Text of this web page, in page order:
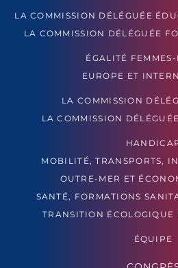
LA COMMISSION DÉLÉGUÉE
LA COMMISSION DÉLÉGUÉE
ÉGALITÉ
EUROPE ET
LA COMMISSION
LA COMMISSION
MOBILITÉ, TRANSPORTS,
OUTRE-MER ET
SANTÉ, FORMATIONS
TRANSITION ÉCOLOGIQUE
ÉQUIPE